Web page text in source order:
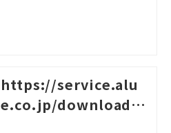
https://service.alu
e.co.jp/download/1